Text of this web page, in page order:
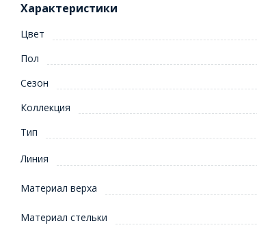
Характеристики
Цвет
Пол
Сезон
Коллекция
Тип
Линия
Материал верха
Материал стельки